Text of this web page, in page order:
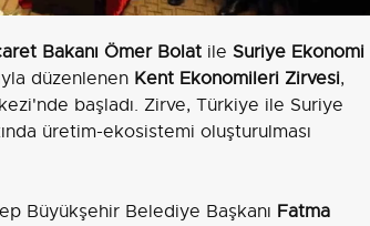
Bakanı Ömer Bolat ile Suriye Ekonomi
düzenlenen Kent Ekonomileri Zirvesi,
başladı. Zirve, Türkiye ile Suriye
üretim-ekosistemi oluşturulması
Büyükşehir Belediye Başkanı Fatma